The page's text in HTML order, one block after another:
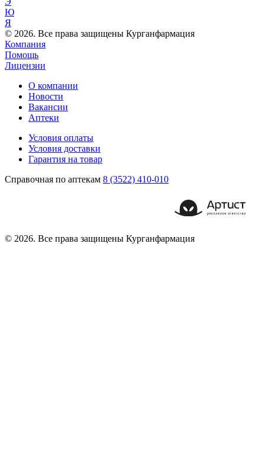
Ю
Я
© 2026. Все права защищены Курганфармация
Компания
Помощь
Лицензии
О компании
Новости
Вакансии
Аптеки
Условия оплаты
Условия доставки
Гарантия на товар
Справочная по аптекам 8 (3522) 410-010
© 2026. Все права защищены Курганфармация